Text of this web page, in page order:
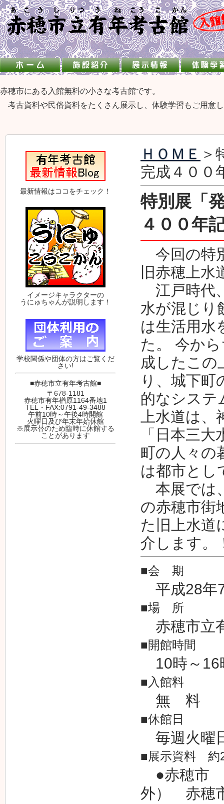
赤穂市にある入館無料の小さな考古館です。
考古資料や民俗資料をたくさん展示し、体験学習もご用意
ＨＯＭＥ ＞
完成４００
特別展「
４００年
今回の特
旧赤穂上
江戸時代
水が混じり
は生活用水
た。 今か
成したこの
り、城下町
的なシステ
上水道は
「日本三
町の人々の
は都市とし
本展では
の赤穂市街
た旧上水道
介します。
■会 期
平成28年
■場 所
赤穂市立
■開館時間
10時～16
■入館料
無 料
■休館日
毎週火曜
■展示資料 約
●赤穂市
外） 赤穂
最新情報はココをチェック！
イメージキャラクターの
うにゅちゃんが説明します！
学校関係や団体の方はご覧くだ
さい!
■赤穂市立有年考古館■
〒678-1181
赤穂市有年楢原1164番地1
TEL・FAX:0791-49-3488
午前10時～午後4時開館
火曜日及び年末年始休館
※展示替のため臨時に休館する
ことがあります